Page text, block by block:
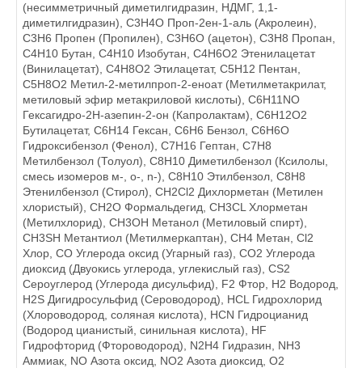
(несимметричный диметилгидразин, НДМГ, 1,1-
диметилгидразин), C3H4O Проп-2ен-1-аль (Акролеин),
C3H6 Пропен (Пропилен), C3H6O (ацетон), C3H8 Пропан,
C4H10 Бутан, C4H10 Изобутан, C4H6O2 Этенилацетат
(Винилацетат), C4H8O2 Этилацетат, C5H12 Пентан,
C5Н8О2 Метил-2-метилпроп-2-еноат (Метилметакрилат,
метиловый эфир метакриловой кислоты), C6H11NO
Гексагидро-2Н-азепин-2-он (Капролактам), C6H12O2
Бутилацетат, C6H14 Гексан, C6H6 Бензол, C6H6O
Гидроксибензол (Фенол), C7H16 Гептан, C7H8
Метилбензол (Толуол), C8H10 Диметилбензол (Ксилолы,
смесь изомеров м-, o-, n-), C8H10 Этилбензол, C8H8
Этенилбензол (Стирол), CH2Cl2 Дихлорметан (Метилен
хлористый), CH2O Формальдегид, CH3CL Хлорметан
(Метилхлорид), CH3OH Метанол (Метиловый спирт),
CH3SH Метантиол (Метилмеркаптан), CH4 Метан, Cl2
Хлор, CO Углерода оксид (Угарный газ), CO2 Углерода
диоксид (Двуокись углерода, углекислый газ), CS2
Сероуглерод (Углерода дисульфид), F2 Фтор, H2 Водород,
H2S Дигидросульфид (Сероводород), HCL Гидрохлорид
(Хлороводород, соляная кислота), HCN Гидроцианид
(Водород цианистый, синильная кислота), HF
Гидрофторид (Фтороводород), N2H4 Гидразин, NH3
Аммиак, NO Азота оксид, NO2 Азота диоксид, O2